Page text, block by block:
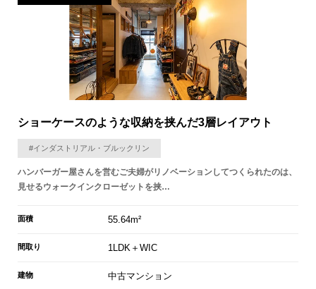
ショーケースのような収納を挟んだ3層レイアウト
#インダストリアル・ブルックリン
ハンバーガー屋さんを営むご夫婦がリノベーションしてつくられたのは、
見せるウォークインクローゼットを挟…
面積 55.64m²
間取り 1LDK＋WIC
建物 中古マンション